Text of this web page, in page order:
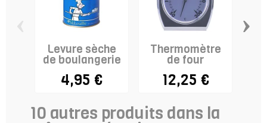
Levure sèche
de boulangerie
4,95 €
Thermomètre
de four
12,25 €
›
10 autres produits dans la